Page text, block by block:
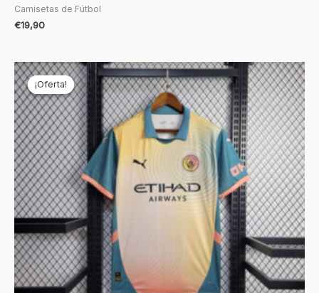
Camisetas de Fútbol
€19,90
¡Oferta!
¡Oferta!
El
precio
original
era:
€69,90.
El
precio
actual
es:
€19,90.